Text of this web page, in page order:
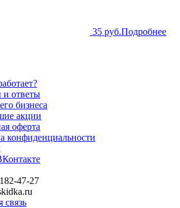
35 руб.Подробнее
ответы
бизнеса
акции
оферта
конфиденциальности
47-27
связь